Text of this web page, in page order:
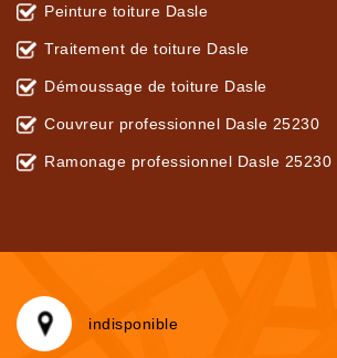
Peinture toiture Dasle
Traitement de toiture Dasle
Démoussage de toiture Dasle
Couvreur professionnel Dasle 25230
Ramonage professionnel Dasle 25230
indisponible